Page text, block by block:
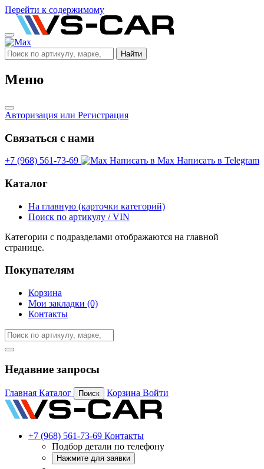
Перейти к содержимому
Найти
Меню
Авторизация или Регистрация
Связаться с нами
+7 (968) 561-73-69 Написать в Max Написать в Telegram
Каталог
На главную (карточки категорий)
Поиск по артикулу / VIN
Категории с подразделами отображаются на главной
странице.
Покупателям
Корзина
Мои закладки (0)
Контакты
Недавние запросы
Главная Каталог Поиск Корзина Войти
+7 (968) 561-73-69 Контакты
Подбор детали по телефону
Нажмите для заявки